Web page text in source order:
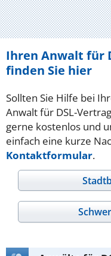
Ihren Anwalt für
finden Sie hier
Sollten Sie Hilfe bei
Anwalt für DSL-
gerne kostenlos und
einfach eine kurze
Kontaktformular.